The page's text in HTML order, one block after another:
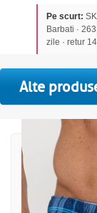
Pe scurt:
Barbati ·
zile · retur
Alte